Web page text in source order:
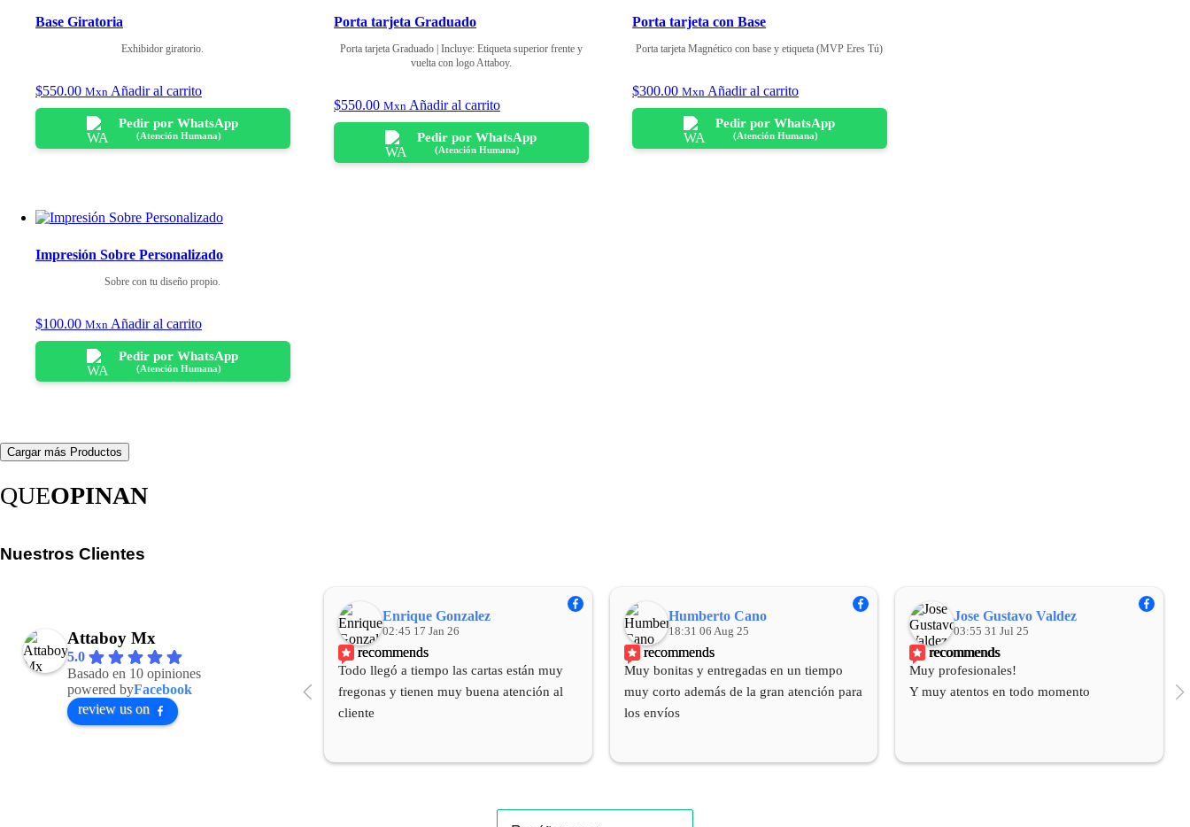
Base Giratoria
Exhibidor giratorio.
$550.00 Mxn Añadir al carrito
Pedir por WhatsApp
(Atención Humana)
Porta tarjeta Graduado
Porta tarjeta Graduado | Incluye: Etiqueta superior frente y
vuelta con logo Attaboy.
$550.00 Mxn Añadir al carrito
Pedir por WhatsApp
(Atención Humana)
Porta tarjeta con Base
Porta tarjeta Magnético con base y etiqueta (MVP Eres Tú)
$300.00 Mxn Añadir al carrito
Pedir por WhatsApp
(Atención Humana)
Impresión Sobre Personalizado
Sobre con tu diseño propio.
$100.00 Mxn Añadir al carrito
Pedir por WhatsApp
(Atención Humana)
Cargar más Productos
QUEOPINAN
Nuestros Clientes
Attaboy Mx
5.0
Basado en 10 opiniones
powered byFacebook
review us on
Enrique Gonzalez
02:45 17 Jan 26
recommends
Todo llegó a tiempo las cartas están muy
fregonas y tienen muy buena atención al
cliente
Humberto Cano
18:31 06 Aug 25
recommends
Muy bonitas y entregadas en un tiempo
muy corto además de la gran atención para
los envíos
Jose Gustavo Valdez
03:55 31 Jul 25
recommends
Muy profesionales!
Y muy atentos en todo momento